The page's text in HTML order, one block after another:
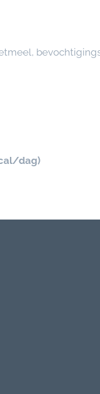
dag)